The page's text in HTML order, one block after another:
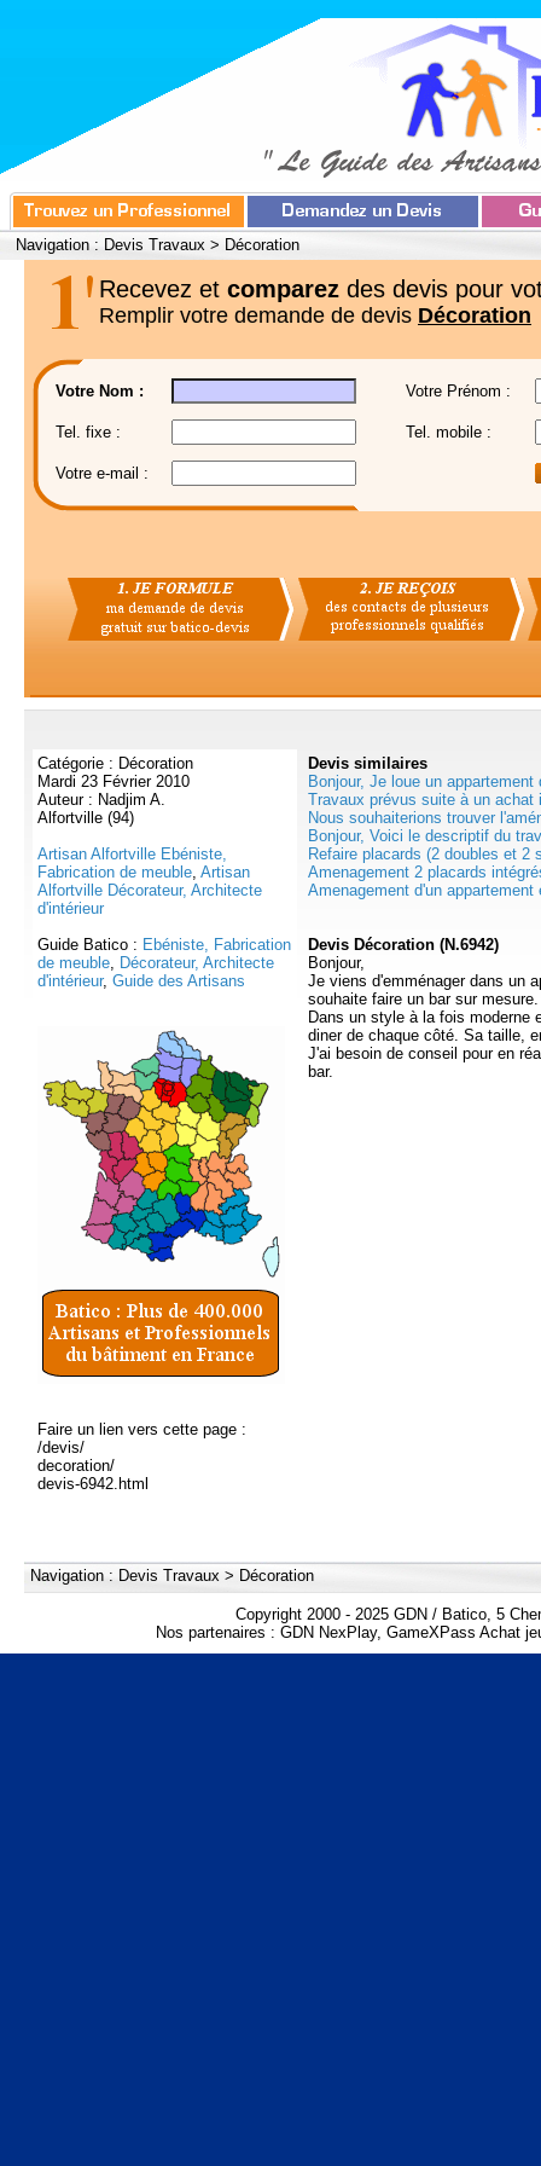
Navigation : Devis Travaux > Décoration
Recevez et comparez des devis pour
Remplir votre demande de devis Décoration
Votre Nom : Votre Prénom :
Tel. fixe : Tel. mobile :
Votre e-mail :
Catégorie : Décoration
Mardi 23 Février 2010
Auteur : Nadjim A.
Alfortville (94)
Artisan Alfortville Ebéniste,
Fabrication de meuble, Artisan
Alfortville Décorateur, Architecte
d'intérieur
Guide Batico : Ebéniste, Fabrication
de meuble, Décorateur, Architecte
d'intérieur, Guide des Artisans
Faire un lien vers cette page :
/devis/
decoration/
devis-6942.html
Devis similaires
Bonjour, Je loue un appartement
Travaux prévus suite à un achat
Nous souhaiterions trouver
Bonjour, Voici le descriptif du
Refaire placards (2 doubles et 2
Amenagement 2 placards
Amenagement d'un appartement
Devis Décoration (N.6942)
Bonjour,
Je viens d'emménager dans un
souhaite faire un bar sur mesure.
Dans un style à la fois moderne
diner de chaque côté. Sa taille,
J'ai besoin de conseil pour en
bar.
Navigation : Devis Travaux > Décoration
Copyright 2000 - 2025 GDN / Batico, 5
Nos partenaires : GDN NexPlay, GameXPass Achat